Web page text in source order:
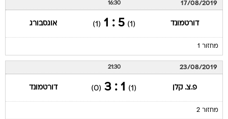
17/08/2019
16:30
דורטמונד (1)
5 : 1
(1) אוגסבורג
מחזור 1
23/08/2019
21:30
פ.צ. קלן (1)
1 : 3
(0) דורטמונד
מחזור 2